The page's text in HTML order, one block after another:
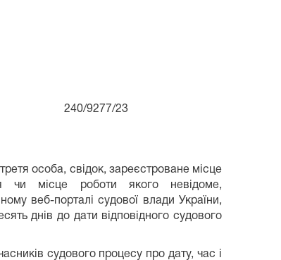
9277/23
особа, свідок, зареєстроване місце
чи місце роботи якого невідоме,
веб-порталі судової влади України,
днів до дати відповідного судового
судового процесу про дату, час і